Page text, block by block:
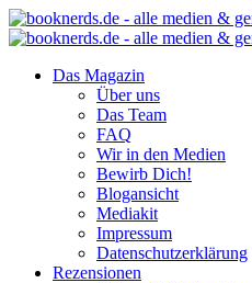
Das Magazin
Über uns
Das Team
FAQ
Wir in den Medien
Bewirb Dich!
Blogansicht
Mediakit
Impressum
Datenschutzerklärung
Rezensionen